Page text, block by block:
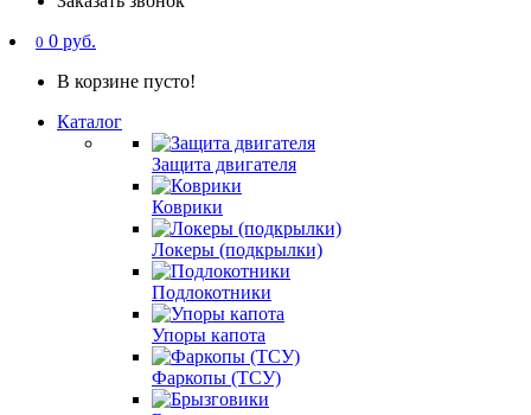
0 0 руб.
В корзине пусто!
Каталог
Защита двигателя
Коврики
Локеры (подкрылки)
Подлокотники
Упоры капота
Фаркопы (ТСУ)